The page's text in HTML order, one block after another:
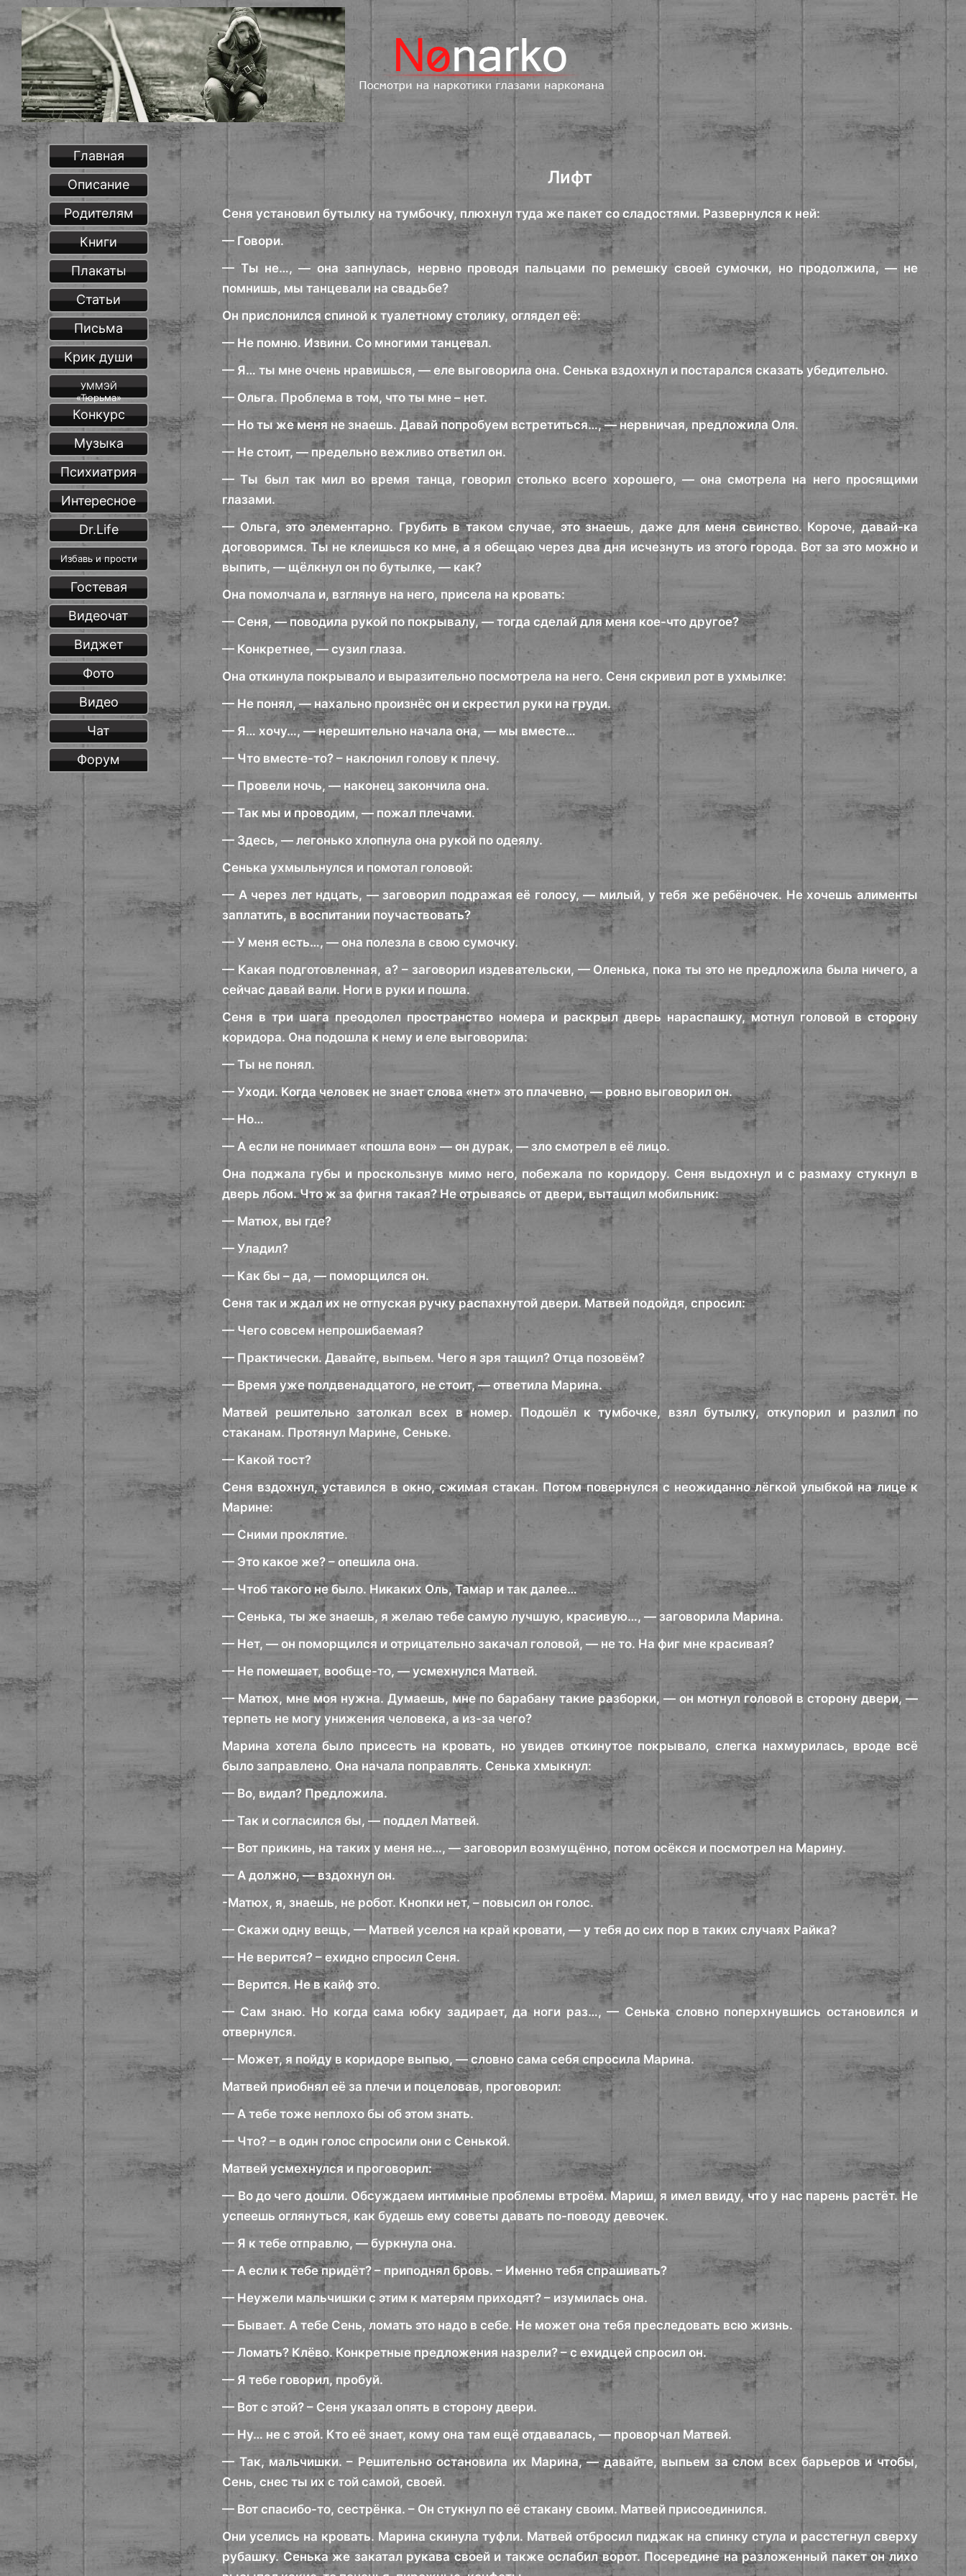
Лифт
Сеня установил бутылку на тумбочку, плюхнул туда же пакет со сладостями. Развернулся к ней:
— Говори.
— Ты не…, — она запнулась, нервно проводя пальцами по ремешку своей сумочки, но продолжила, — не
помнишь, мы танцевали на свадьбе?
Он прислонился спиной к туалетному столику, оглядел её:
— Не помню. Извини. Со многими танцевал.
— Я… ты мне очень нравишься, — еле выговорила она. Сенька вздохнул и постарался сказать убедительно.
— Ольга. Проблема в том, что ты мне – нет.
— Но ты же меня не знаешь. Давай попробуем встретиться…, — нервничая, предложила Оля.
— Не стоит, — предельно вежливо ответил он.
— Ты был так мил во время танца, говорил столько всего хорошего, — она смотрела на него просящими
глазами.
— Ольга, это элементарно. Грубить в таком случае, это знаешь, даже для меня свинство. Короче, давай-ка
договоримся. Ты не клеишься ко мне, а я обещаю через два дня исчезнуть из этого города. Вот за это можно и
выпить, — щёлкнул он по бутылке, — как?
Она помолчала и, взглянув на него, присела на кровать:
— Сеня, — поводила рукой по покрывалу, — тогда сделай для меня кое-что другое?
— Конкретнее, — сузил глаза.
Она откинула покрывало и выразительно посмотрела на него. Сеня скривил рот в ухмылке:
— Не понял, — нахально произнёс он и скрестил руки на груди.
— Я… хочу…, — нерешительно начала она, — мы вместе…
— Что вместе-то? – наклонил голову к плечу.
— Провели ночь, — наконец закончила она.
— Так мы и проводим, — пожал плечами.
— Здесь, — легонько хлопнула она рукой по одеялу.
Сенька ухмыльнулся и помотал головой:
— А через лет ндцать, — заговорил подражая её голосу, — милый, у тебя же ребёночек. Не хочешь алименты
заплатить, в воспитании поучаствовать?
— У меня есть…, — она полезла в свою сумочку.
— Какая подготовленная, а? – заговорил издевательски, — Оленька, пока ты это не предложила была ничего, а
сейчас давай вали. Ноги в руки и пошла.
Сеня в три шага преодолел пространство номера и раскрыл дверь нараспашку, мотнул головой в сторону
коридора. Она подошла к нему и еле выговорила:
— Ты не понял.
— Уходи. Когда человек не знает слова «нет» это плачевно, — ровно выговорил он.
— Но…
— А если не понимает «пошла вон» — он дурак, — зло смотрел в её лицо.
Она поджала губы и проскользнув мимо него, побежала по коридору. Сеня выдохнул и с размаху стукнул в
дверь лбом. Что ж за фигня такая? Не отрываясь от двери, вытащил мобильник:
— Матюх, вы где?
— Уладил?
— Как бы – да, — поморщился он.
Сеня так и ждал их не отпуская ручку распахнутой двери. Матвей подойдя, спросил:
— Чего совсем непрошибаемая?
— Практически. Давайте, выпьем. Чего я зря тащил? Отца позовём?
— Время уже полдвенадцатого, не стоит, — ответила Марина.
Матвей решительно затолкал всех в номер. Подошёл к тумбочке, взял бутылку, откупорил и разлил по
стаканам. Протянул Марине, Сеньке.
— Какой тост?
Сеня вздохнул, уставился в окно, сжимая стакан. Потом повернулся с неожиданно лёгкой улыбкой на лице к
Марине:
— Сними проклятие.
— Это какое же? – опешила она.
— Чтоб такого не было. Никаких Оль, Тамар и так далее…
— Сенька, ты же знаешь, я желаю тебе самую лучшую, красивую…, — заговорила Марина.
— Нет, — он поморщился и отрицательно закачал головой, — не то. На фиг мне красивая?
— Не помешает, вообще-то, — усмехнулся Матвей.
— Матюх, мне моя нужна. Думаешь, мне по барабану такие разборки, — он мотнул головой в сторону двери, —
терпеть не могу унижения человека, а из-за чего?
Марина хотела было присесть на кровать, но увидев откинутое покрывало, слегка нахмурилась, вроде всё
было заправлено. Она начала поправлять. Сенька хмыкнул:
— Во, видал? Предложила.
— Так и согласился бы, — поддел Матвей.
— Вот прикинь, на таких у меня не…, — заговорил возмущённо, потом осёкся и посмотрел на Марину.
— А должно, — вздохнул он.
-Матюх, я, знаешь, не робот. Кнопки нет, – повысил он голос.
— Скажи одну вещь, — Матвей уселся на край кровати, — у тебя до сих пор в таких случаях Райка?
— Не верится? – ехидно спросил Сеня.
— Верится. Не в кайф это.
— Сам знаю. Но когда сама юбку задирает, да ноги раз…, — Сенька словно поперхнувшись остановился и
отвернулся.
— Может, я пойду в коридоре выпью, — словно сама себя спросила Марина.
Матвей приобнял её за плечи и поцеловав, проговорил:
— А тебе тоже неплохо бы об этом знать.
— Что? – в один голос спросили они с Сенькой.
Матвей усмехнулся и проговорил:
— Во до чего дошли. Обсуждаем интимные проблемы втроём. Мариш, я имел ввиду, что у нас парень растёт. Не
успеешь оглянуться, как будешь ему советы давать по-поводу девочек.
— Я к тебе отправлю, — буркнула она.
— А если к тебе придёт? – приподнял бровь. – Именно тебя спрашивать?
— Неужели мальчишки с этим к матерям приходят? – изумилась она.
— Бывает. А тебе Сень, ломать это надо в себе. Не может она тебя преследовать всю жизнь.
— Ломать? Клёво. Конкретные предложения назрели? – с ехидцей спросил он.
— Я тебе говорил, пробуй.
— Вот с этой? – Сеня указал опять в сторону двери.
— Ну… не с этой. Кто её знает, кому она там ещё отдавалась, — проворчал Матвей.
— Так, мальчишки. – Решительно остановила их Марина, — давайте, выпьем за слом всех барьеров и чтобы,
Сень, снес ты их с той самой, своей.
— Вот спасибо-то, сестрёнка. – Он стукнул по её стакану своим. Матвей присоединился.
Они уселись на кровать. Марина скинула туфли. Матвей отбросил пиджак на спинку стула и расстегнул сверху
рубашку. Сенька же закатал рукава своей и также ослабил ворот. Посередине на разложенный пакет он лихо
Главная
Описание
Родителям
Книги
Плакаты
Статьи
Письма
Крик души
УММЭЙ
«Тюрьма»
Конкурс
Музыка
Психиатрия
Интересное
Dr.Life
Избавь и прости
Гостевая
Видеочат
Виджет
Фото
Видео
Чат
Форум